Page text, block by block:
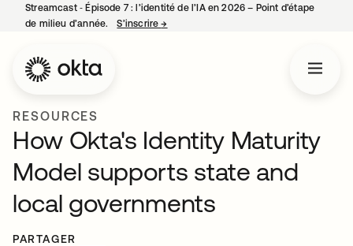
Streamcast ‑ Épisode 7 : l’identité de l’IA en 2026 – Point d’étape
de milieu d’année.
S’inscrire→
RESOURCES
How Okta's Identity Maturity
Model supports state and
local governments
PARTAGER